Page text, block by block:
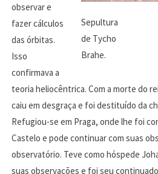
Sepultura
de Tycho
Brahe.
observar e
fazer cálculos
das órbitas.
Isso
confirmava a
teoria heliocêntrica. Com a morte do
caiu em desgraça e foi destituído da
Refugiou-se em Praga, onde lhe foi
Castelo e pode continuar com suas
observatório. Teve como hóspede
suas observações e foi seu